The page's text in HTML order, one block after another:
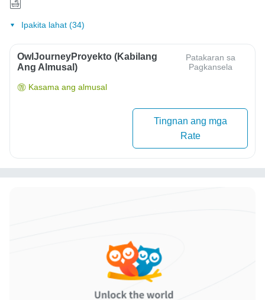
Ipakita lahat (34)
OwlJourneyProyekto (Kabilang
Ang Almusal)
Patakaran sa
Pagkansela
Kasama ang almusal
Tingnan ang mga
Rate